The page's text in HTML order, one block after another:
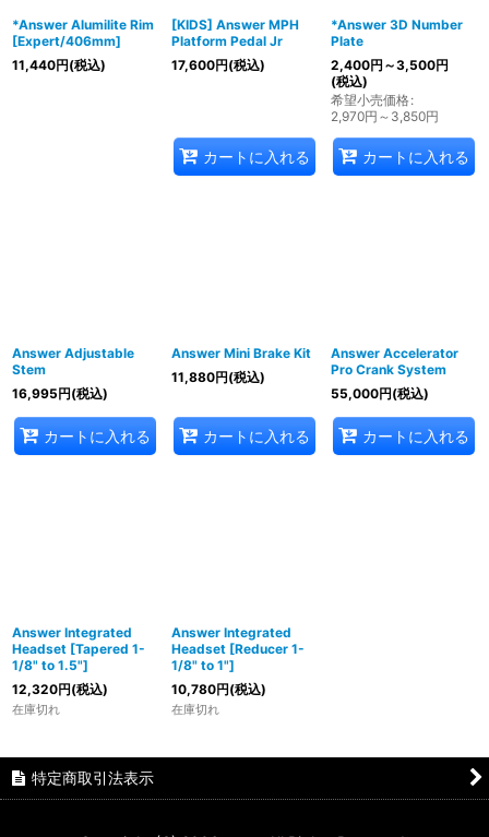
*Answer Alumilite Rim
[Expert/406mm]
11,440円(税込)
[KIDS] Answer MPH
Platform Pedal Jr
17,600円(税込)
カートに入れる
*Answer 3D Number
Plate
2,400円 ～3,500円
(税込)
希望小売価格:
2,970円 ～3,850円
カートに入れる
Answer Adjustable
Stem
16,995円(税込)
カートに入れる
Answer Mini Brake Kit
11,880円(税込)
カートに入れる
Answer Accelerator
Pro Crank System
55,000円(税込)
カートに入れる
Answer Integrated
Headset [Tapered 1-
1/8" to 1.5"]
12,320円(税込)
在庫切れ
Answer Integrated
Headset [Reducer 1-
1/8" to 1"]
10,780円(税込)
在庫切れ
特定商取引法表示